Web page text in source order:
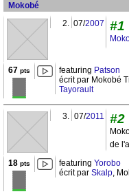
Mokobé
2. 07/2007 #1
67 pts featuring Patson
écrit par Mokobé
Tayorault
3. 07/2011 #2
de
18 pts featuring Yorobo
écrit par Skalp,